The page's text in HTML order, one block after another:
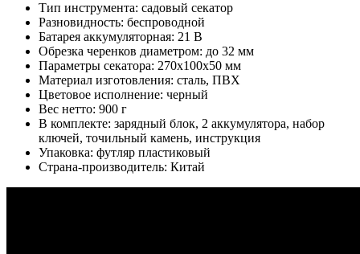
Тип инструмента: садовый секатор
Разновидность: беспроводной
Батарея аккумуляторная: 21 В
Обрезка черенков диаметром: до 32 мм
Параметры секатора: 270х100х50 мм
Материал изготовления: сталь, ПВХ
Цветовое исполнение: черный
Вес нетто: 900 г
В комплекте: зарядный блок, 2 аккумулятора, набор
ключей, точильный камень, инструкция
Упаковка: футляр пластиковый
Страна-производитель: Китай